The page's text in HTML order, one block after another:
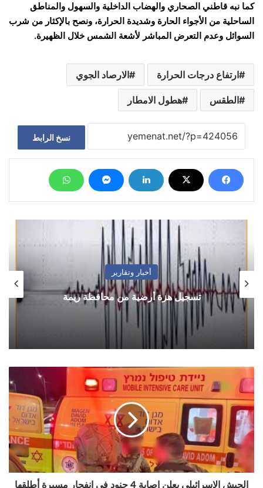
كما نبه قاطني الصحاري والهضاب الداخلية والسهول والمناطق
الساحلية من الأجواء الحارة وشديدة الحرارة، ونصح بالإكثار من شرب
السوائل وعدم التعرض المباشر لأشعة الشمس خلال الظهيرة.
ارتفاع درجات الحرارة الارصاد الجوي
الطقس هطول الامطار
نسخ الرابط
أخبار وتقارير
تسجيل هزة أرضية من محافظة ريمة
الإسرائيلي
يعلن
إصابة
4
جنود
انفجار
مسيرة
أطلقها
الجيش الإسرائيلي يعلن إصابة 4 جنود في انفجار مسيرة أطلقها